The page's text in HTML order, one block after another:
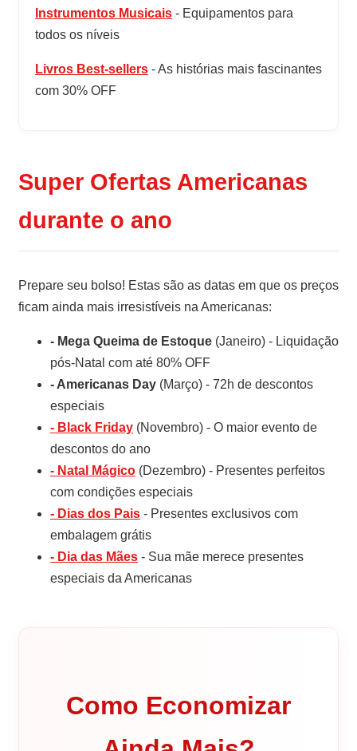
Instrumentos Musicais - Equipamentos para
todos os níveis
Livros Best-sellers - As histórias mais fascinantes
com 30% OFF
Super Ofertas Americanas
durante o ano
Prepare seu bolso! Estas são as datas em que os preços
ficam ainda mais irresistíveis na Americanas:
- Mega Queima de Estoque (Janeiro) - Liquidação
pós-Natal com até 80% OFF
- Americanas Day (Março) - 72h de descontos
especiais
- Black Friday (Novembro) - O maior evento de
descontos do ano
- Natal Mágico (Dezembro) - Presentes perfeitos
com condições especiais
- Dias dos Pais - Presentes exclusivos com
embalagem grátis
- Dia das Mães - Sua mãe merece presentes
especiais da Americanas
Como Economizar